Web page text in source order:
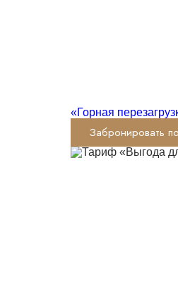
«Горная
Забронировать